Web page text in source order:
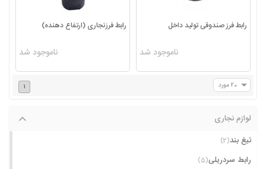
لوازم نجاری
تیغ بند(2)
رابط سردریلی(5)
رابط فرز صندوقی تولید داخل
ناموجود شد
رابط فرزنجاری (ارتفاع دهنده)
ناموجود شد
20 مورد 1